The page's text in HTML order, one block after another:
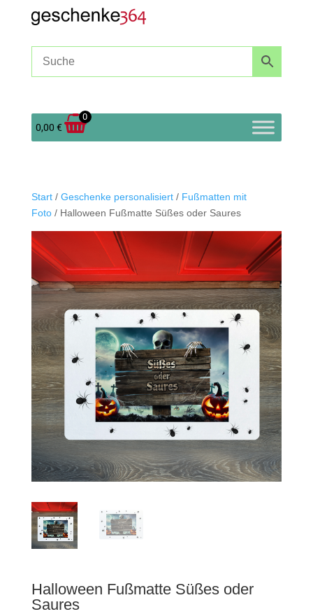
0,00 €
0
Start/ Geschenke personalisiert/ Fußmatten mit
Foto/ Halloween Fußmatte Süßes oder Saures
Halloween Fußmatte Süßes oder
Saures